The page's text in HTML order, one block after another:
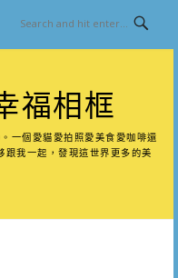
福相框
一個愛貓愛拍照愛美食愛咖啡還
跟我一起，發現這世界更多的美